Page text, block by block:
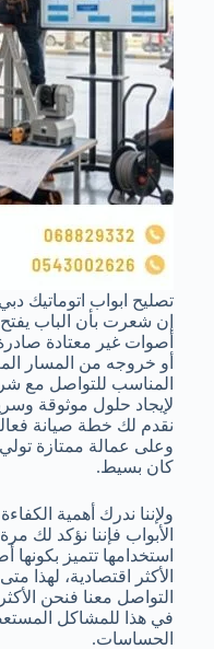
تصليح ابواب اتوماتيك دبي
إن شعرت بأن الباب
أصوات غير معتادة
أو خروجه من المسار
المناسب للتواصل مع
لإيجاد حلول موثوقة
نقدم لك خطة صيانة
وعلى عمالة ممتازة
كان بسيط.
ولإننا ندرك أهمية
الأبواب فإننا نؤكد لك
استخدامها تتميز بكونها
الأكثر اقتصادية، لهذا
التواصل معنا فنحن
في هذا للمشاكل
الحساسات.